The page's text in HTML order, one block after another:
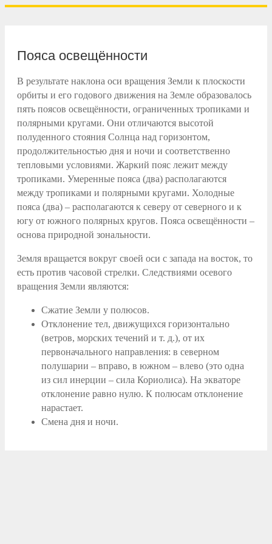
Пояса освещённости
В результате наклона оси вращения Земли к плоскости
орбиты и его годового движения на Земле образовалось
пять поясов освещённости, ограниченных тропиками и
полярными кругами. Они отличаются высотой
полуденного стояния Солнца над горизонтом,
продолжительностью дня и ночи и соответственно
тепловыми условиями. Жаркий пояс лежит между
тропиками. Умеренные пояса (два) располагаются
между тропиками и полярными кругами. Холодные
пояса (два) – располагаются к северу от северного и к
югу от южного полярных кругов. Пояса освещённости –
основа природной зональности.
Земля вращается вокруг своей оси с запада на восток, то
есть против часовой стрелки. Следствиями осевого
вращения Земли являются:
Сжатие Земли у полюсов.
Отклонение тел, движущихся горизонтально
(ветров, морских течений и т. д.), от их
первоначального направления: в северном
полушарии – вправо, в южном – влево (это одна
из сил инерции – сила Кориолиса). На экваторе
отклонение равно нулю. К полюсам отклонение
нарастает.
Смена дня и ночи.